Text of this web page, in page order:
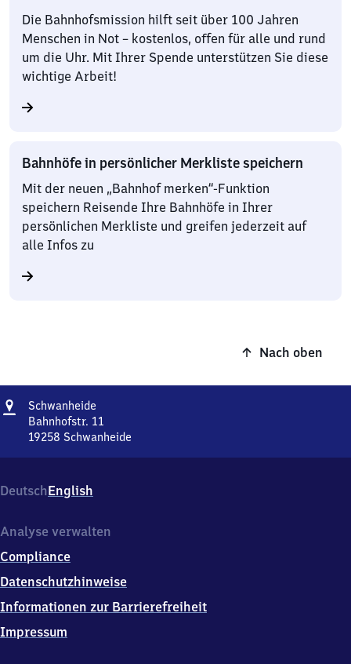
Die Bahnhofsmission hilft seit über 100 Jahren
Menschen in Not – kostenlos, offen für alle und rund
um die Uhr. Mit Ihrer Spende unterstützen Sie diese
wichtige Arbeit!
Bahnhöfe in persönlicher Merkliste speichern
Mit der neuen „Bahnhof merken“-Funktion
speichern Reisende Ihre Bahnhöfe in Ihrer
persönlichen Merkliste und greifen jederzeit auf
alle Infos zu
Nach oben
Adresse
Schwanheide
Bahnhofstr. 11
19258 Schwanheide
11,
1
2
8
Schwanheide
DeutschEnglish
Analyse verwalten
Compliance
Datenschutzhinweise
Informationen zur Barrierefreiheit
Impressum